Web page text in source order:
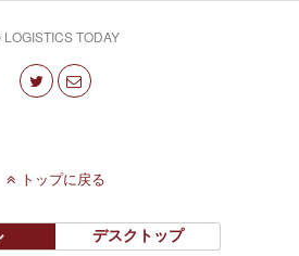
TODAY
トップに戻る
デスクトップ